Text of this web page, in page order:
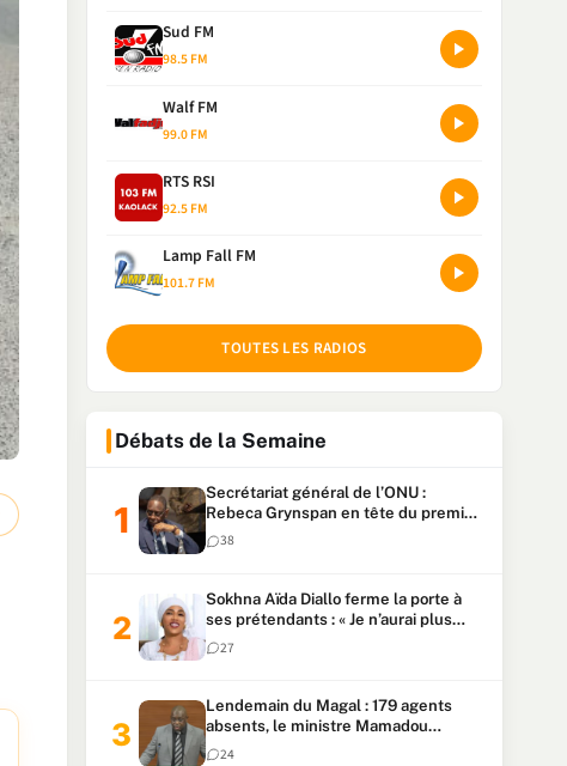
Sud FM
98.5 FM
Walf FM
99.0 FM
RTS RSI
92.5 FM
Lamp Fall FM
101.7 FM
TOUTES LES RADIOS
Débats de la Semaine
Secrétariat général de l’ONU :
Rebeca Grynspan en tête du premier
vote, Macky Sall pointe à la 5ᵉ place
38
Sokhna Aïda Diallo ferme la porte à
ses prétendants : « Je n’aurai plus
jamais un autre mari »
27
Lendemain du Magal : 179 agents
absents, le ministre Mamadou
Lamine Dianté exige des explications
24